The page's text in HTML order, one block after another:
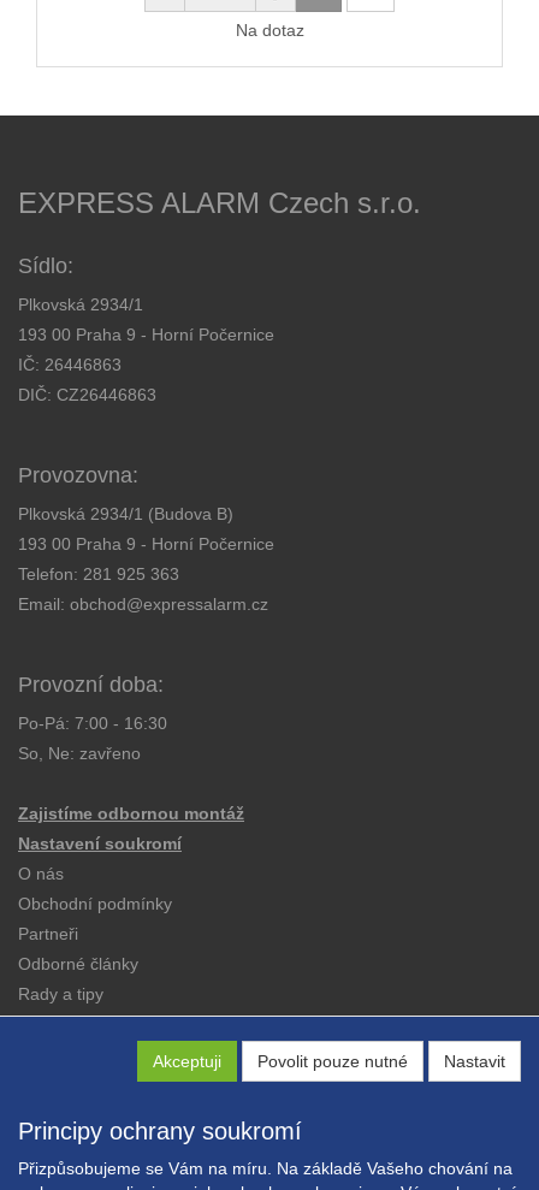
Akceptuji Povolit pouze nutné Nastavit
Principy ochrany soukromí
Přizpůsobujeme se Vám na míru. Na základě Vašeho chování na
Na dotaz
EXPRESS ALARM Czech s.r.o.
Sídlo:
Plkovská 2934/1
193 00 Praha 9 - Horní Počernice
IČ: 26446863
DIČ: CZ26446863
Provozovna:
Plkovská 2934/1 (Budova B)
193 00 Praha 9 - Horní Počernice
Telefon: 281 925 363
Email: obchod@expressalarm.cz
Provozní doba:
Po-Pá: 7:00 - 16:30
So, Ne: zavřeno
Zajistíme odbornou montáž
Nastavení soukromí
O nás
Obchodní podmínky
Partneři
Odborné články
Rady a tipy